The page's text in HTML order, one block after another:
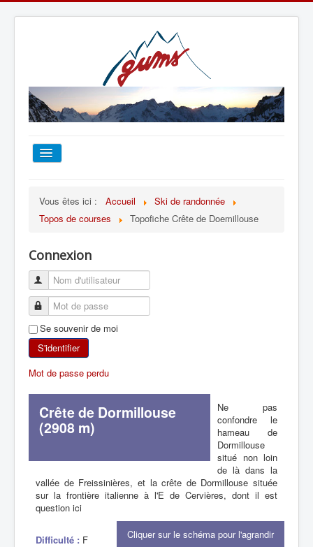
TOUT SUR LE GUMS
ESCALADE
ALPINISME
SKI DE RANDONNÉE
RANDONNÉE SPORTIVE
Vous êtes ici : Accueil
Ski de randonnée
Topos de courses
Topofiche Crête de Doemillouse
Connexion
Se souvenir de moi
S'identifier
Mot de passe perdu
Crête de Dormillouse
(2908 m)
Ne pas
confondre le
hameau de
Dormillouse
situé non loin
de là dans la
vallée de Freissinières, et la crête de Dormillouse située
sur la frontière italienne à l'E de Cervières, dont il est
question ici
Cliquer sur le schéma pour l'agrandir
Difficulté : F